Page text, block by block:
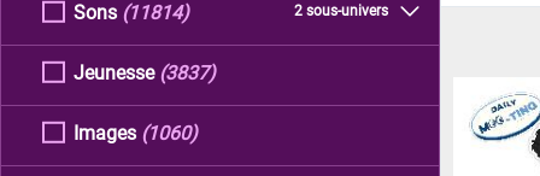
Sons 2 sous-univers
(11814)
Jeunesse (3837)
Images (1060)